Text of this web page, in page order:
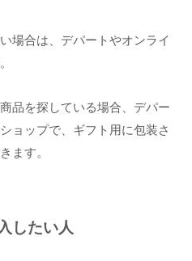
場合は、デパートやオンライ
品を探している場合、デパー
ョップで、ギフト用に包装さ
ます。
したい人